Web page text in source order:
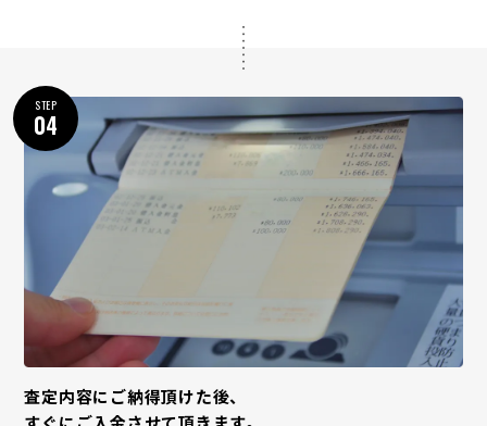
STEP
04
査定内容にご納得頂けた後、